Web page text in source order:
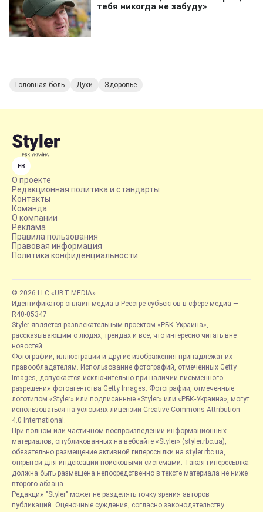
Головная боль Духи Здоровье
FB
О проекте
Редакционная политика и стандарты
Контакты
Команда
О компании
Реклама
Правила пользования
Правовая информация
Политика конфиденциальности
© 2026 LLC «UBT MEDIA»
Идентификатор онлайн-медиа в Реестре субъектов в сфере медиа —
R40-05347
Styler является развлекательным проектом «РБК-Украина»,
рассказывающим о людях, трендах и всё, что интересно читать вне
новостей.
Фотографии, иллюстрации и другие изображения принадлежат их
правообладателям. Использование фотографий, отмеченных Getty
Images, допускается исключительно при наличии письменного
разрешения фотоагентства Getty Images. Фотографии, отмеченные
логотипом «Styler» или подписанные «Styler» или «РБК-Украина», могут
использоваться на условиях лицензии Creative Commons Attribution
4.0 International.
При полном или частичном воспроизведении информационных
материалов, опубликованных на вебсайте «Styler» (styler.rbc.ua),
обязательно размещение активной гиперссылки на styler.rbc.ua,
открытой для индексации поисковыми системами. Такая гиперссылка
должна быть размещена непосредственно в тексте материала не ниже
второго абзаца.
Редакция "Styler" может не разделять точку зрения авторов
публикаций. Оценочные суждения, согласно законодательству